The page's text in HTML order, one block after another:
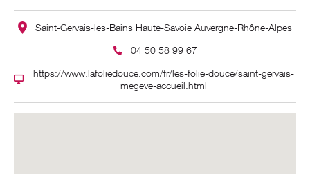
Saint-Gervais-les-Bains Haute-Savoie Auvergne-Rhône-Alpes
04 50 58 99 67
https://www.lafoliedouce.com/fr/les-folie-douce/saint-gervais-
megeve-accueil.html